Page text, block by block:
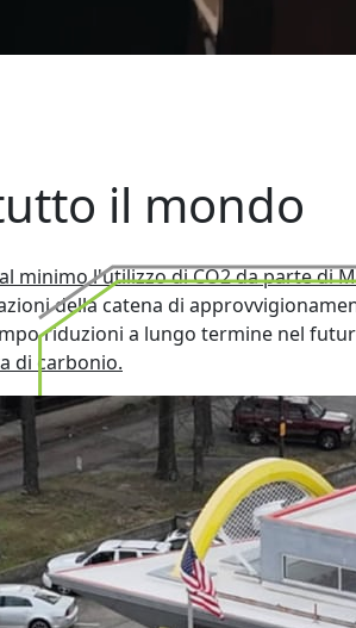
il mondo
minimo l'utilizzo di CO2 da parte di
della catena di
riduzioni a lungo termine nel
di carbonio.
come la Coca-Cola sono una
di proprietà di Jeff e Tyler
Jeff, che ha lavorato in
fanno parte della
ancora più importante, in